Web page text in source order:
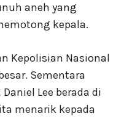
aneh yang
kepala.
Kepolisian Nasional
Sementara
Lee berada di
menarik kepada